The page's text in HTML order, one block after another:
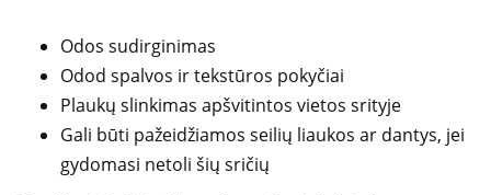
Odos sudirginimas
Odod spalvos ir tekstūros pokyčiai
Plaukų slinkimas apšvitintos vietos srityje
Gali būti pažeidžiamos seilių liaukos ar dantys, jei
gydomasi netoli šių sričių